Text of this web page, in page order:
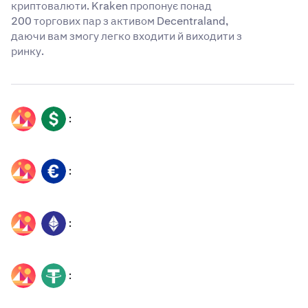
криптовалюти. Kraken пропонує понад
200 торгових пар з активом Decentraland,
даючи вам змогу легко входити й виходити з
ринку.
MANA USD :
MANA EUR :
MANA ETH :
MANA USDT :